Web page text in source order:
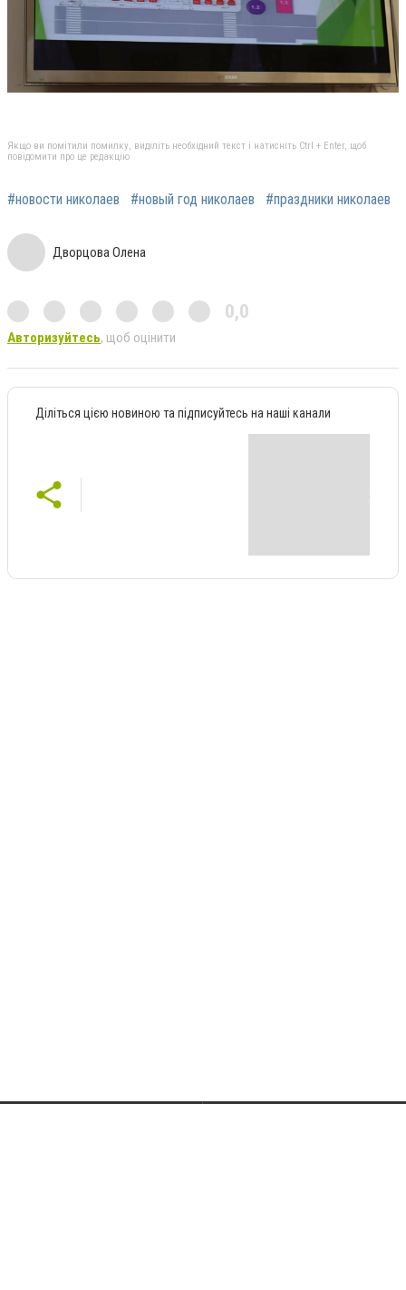
Якщо ви помітили помилку, виділіть необхідний текст і натисніть Ctrl + Enter, щоб
повідомити про це редакцію
#новости николаев #новый год николаев #праздники николаев
Дворцова Олена
0,0
Авторизуйтесь, щоб оцінити
Діліться цією новиною та підписуйтесь на наші канали